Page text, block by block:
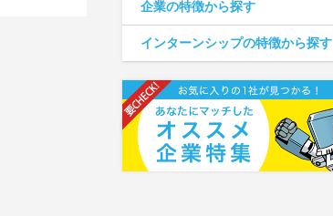
企業の特徴から探す
インターンシップの特徴から探す